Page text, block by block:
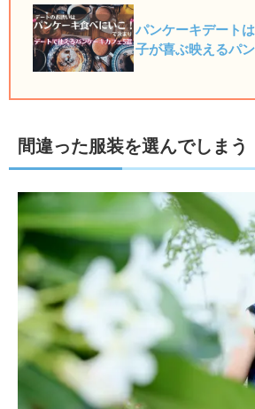
パンケーキデート
子が喜ぶ映えるパ
間違った服装を選んでしまう